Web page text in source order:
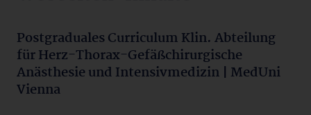
Postgraduales Curriculum Klin. Abteilung
für Herz-Thorax-Gefäßchirurgische
Anästhesie und Intensivmedizin | MedUni
Vienna